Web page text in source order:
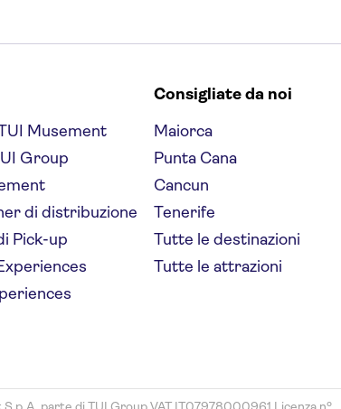
Musement
Group
di distribuzione
Pick-up
Consigliate da noi
Maiorca
Punta Cana
Cancun
Tenerife
Tutte le destinazioni
Tutte le attrazioni